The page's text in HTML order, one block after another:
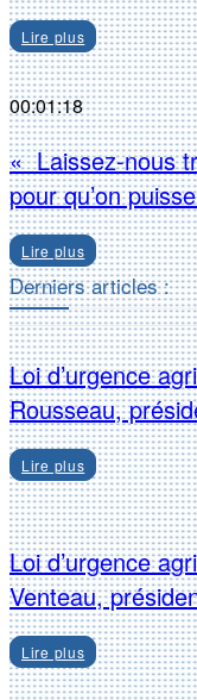
Lire plus
00:01:18
« Laissez-nous
pour qu’on
Lire plus
Derniers articles :
Loi d’urgence
Rousseau,
Lire plus
Loi d’urgence
Venteau,
Lire plus